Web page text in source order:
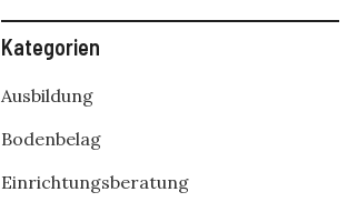
Kategorien
Ausbildung
Bodenbelag
Einrichtungsberatung